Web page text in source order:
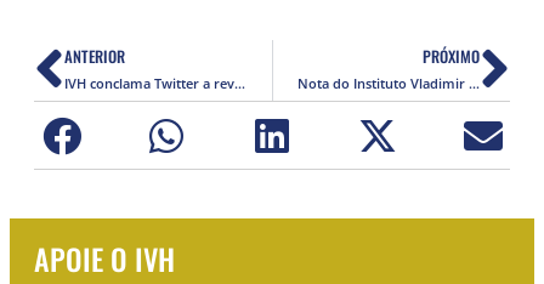
ANTERIOR
IVH conclama Twitter a rever restrições ao perfil do jornalista Solon Neto
PRÓXIMO
Nota do Instituto Vladimir Herzog acerca do posicionamento de Toffoli sobre responsabilização criminal
APOIE O IVH